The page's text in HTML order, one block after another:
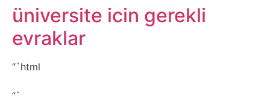
İşlemleri
Belgesel
üniversite icin gerekli
evraklar
“`html
“`